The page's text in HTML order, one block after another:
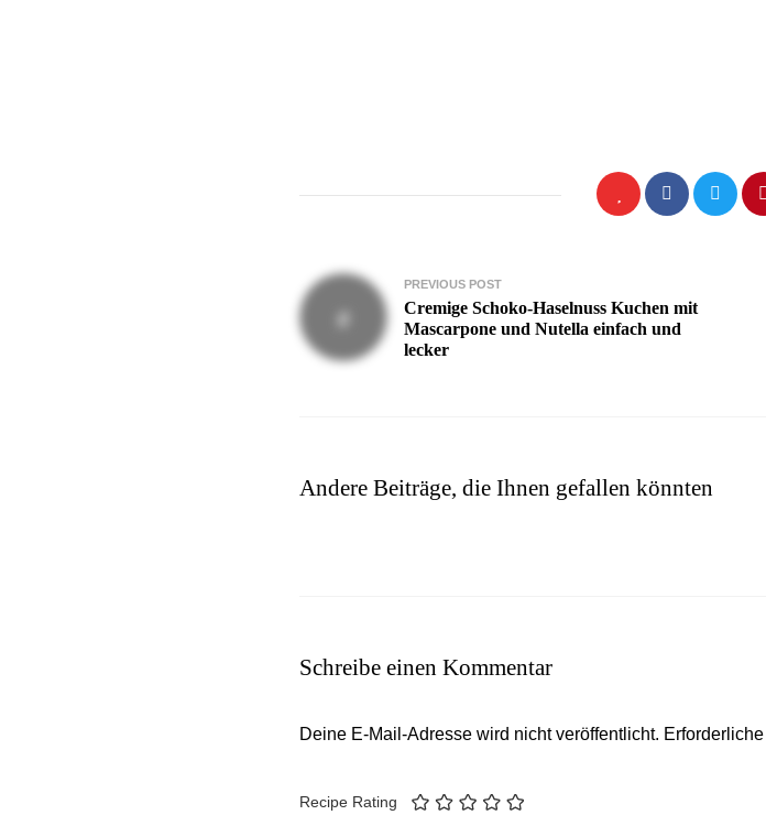
Beitragsnavigation
PREVIOUS POST
Cremige Schoko-Haselnuss Kuchen mit
Mascarpone und Nutella einfach und
lecker
Andere Beiträge, die Ihnen gefallen könnten
Schreibe einen Kommentar
Deine E-Mail-Adresse wird nicht veröffentlicht.
Recipe Rating